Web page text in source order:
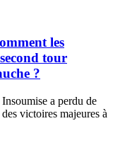
les
tour
?
a perdu de
victoires majeures à